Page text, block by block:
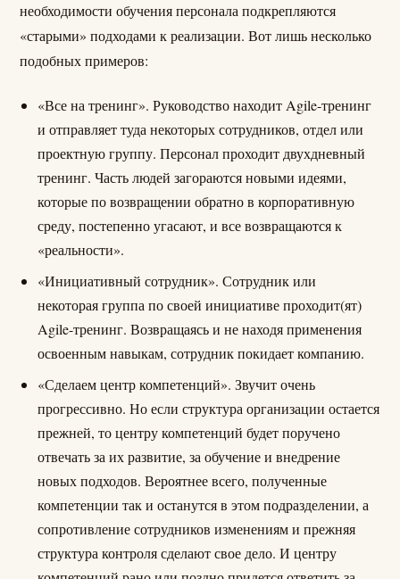
необходимости обучения персонала подкрепляются
«старыми» подходами к реализации. Вот лишь несколько
подобных примеров:
«Все на тренинг». Руководство находит Agile-тренинг
и отправляет туда некоторых сотрудников, отдел или
проектную группу. Персонал проходит двухдневный
тренинг. Часть людей загораются новыми идеями,
которые по возвращении обратно в корпоративную
среду, постепенно угасают, и все возвращаются к
«реальности».
«Инициативный сотрудник». Сотрудник или
некоторая группа по своей инициативе проходит(ят)
Agile-тренинг. Возвращаясь и не находя применения
освоенным навыкам, сотрудник покидает компанию.
«Сделаем центр компетенций». Звучит очень
прогрессивно. Но если структура организации остается
прежней, то центру компетенций будет поручено
отвечать за их развитие, за обучение и внедрение
новых подходов. Вероятнее всего, полученные
компетенции так и останутся в этом подразделении, а
сопротивление сотрудников изменениям и прежняя
структура контроля сделают свое дело. И центру